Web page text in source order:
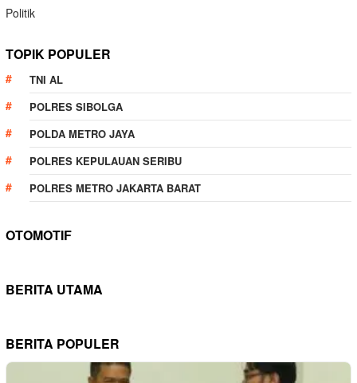
Politik
TOPIK POPULER
TNI AL
POLRES SIBOLGA
POLDA METRO JAYA
POLRES KEPULAUAN SERIBU
POLRES METRO JAKARTA BARAT
OTOMOTIF
BERITA UTAMA
BERITA POPULER